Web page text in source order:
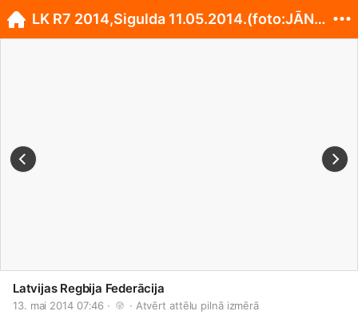
Latvijas Regbija Federācija
13. mai 2014 07:46 · · Atvērt attēlu pilnā izmērā
LK R7 2014,Sigulda 11.05.2014.(foto:JĀNIS KAUGURS)